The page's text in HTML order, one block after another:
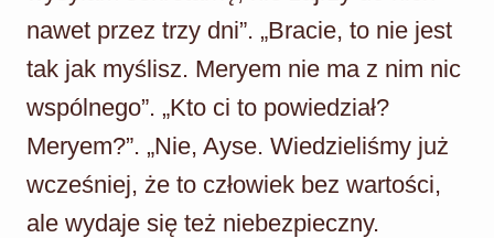
nawet przez trzy dni”. „Bracie, to nie jest
tak jak myślisz. Meryem nie ma z nim nic
wspólnego”. „Kto ci to powiedział?
Meryem?”. „Nie, Ayse. Wiedzieliśmy już
wcześniej, że to człowiek bez wartości,
ale wydaje się też niebezpieczny.